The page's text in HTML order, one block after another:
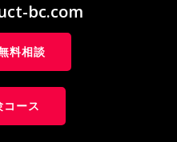
bc.com
料相談
ース